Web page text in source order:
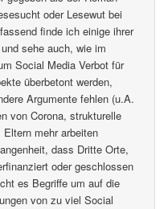
oder Lesewut bei
finde ich einige ihrer
sehe auch, wie im
Social Media Verbot für
überbetont werden,
Argumente fehlen (u.A.
von Corona, strukturelle
mehr arbeiten
dass Dritte Orte,
oder geschlossen
es Begriffe um auf die
von zu viel Social